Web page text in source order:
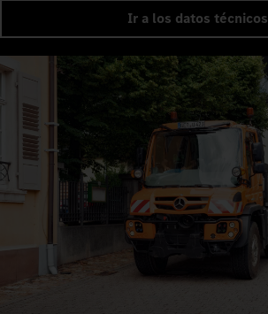
Ir a los datos técnicos